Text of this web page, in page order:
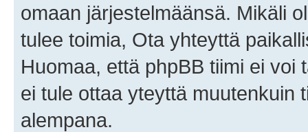
omaan järjestelmäänsä. Mikäli
tulee toimia, Ota yhteyttä
Huomaa, että phpBB tiimi ei
ei tule ottaa yteyttä muutenkuin
alempana.